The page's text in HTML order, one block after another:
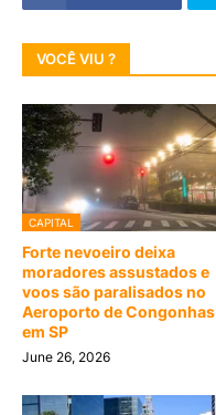
VOCÊ VIU ?
CAPITAL
Forte nevoeiro deixa
moradores assustados e
voos são paralisados no
Aeroporto de Congonhas
em SP
June 26, 2026